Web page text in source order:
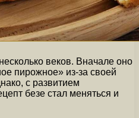
веков. Вначале оно
пирожное» из-за своей
с развитием
безе стал меняться и